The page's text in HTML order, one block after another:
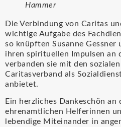
Hammer
Die Verbindung von Caritas
wichtige Aufgabe des
so knüpften Susanne
ihren spirituellen Impulsen an
verbanden sie mit den
Caritasverband als
anbietet.
Ein herzliches Dankeschön an
ehrenamtlichen Helferinnen
lebendige Miteinander in